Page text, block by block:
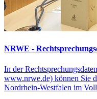
NRWE -
In der
www.nrwe.de) können Sie
Nordrhein-Westfalen im